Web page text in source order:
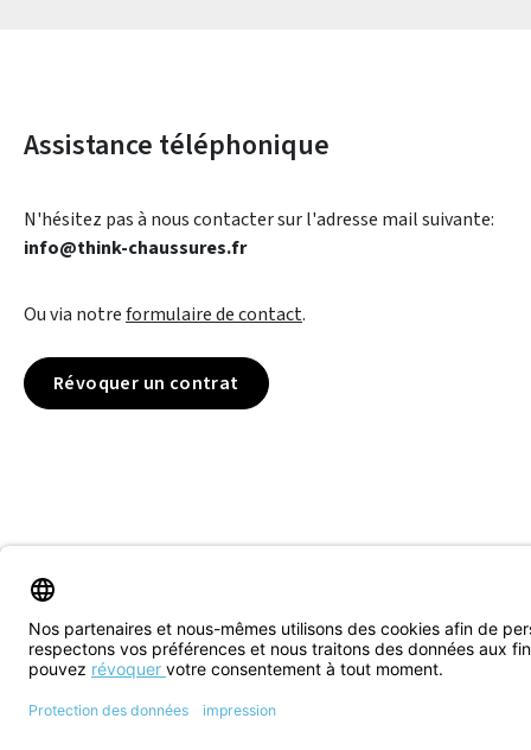
Assistance téléphonique
N'hésitez pas à nous contacter sur l'adresse mail suivante:
info@think-chaussures.fr
Ou via notreformulaire de contact.
Révoquer un contrat